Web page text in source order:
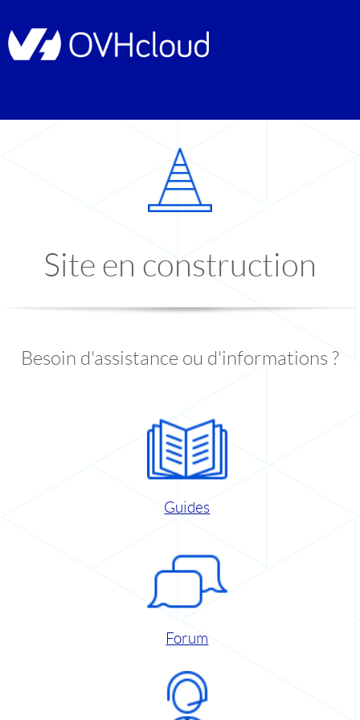
Site en construction
Besoin d'assistance ou d'informations ?
Guides
Forum